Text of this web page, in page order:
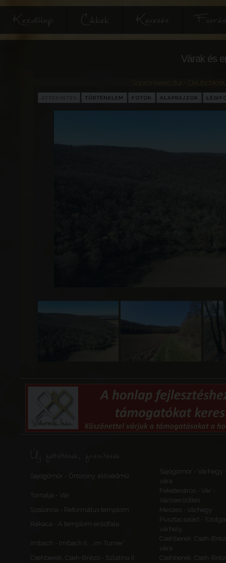
Kezdőlap Cikkek Keresés
Várak és
Sopronkeresztúr -
TÖRTÉNELEM FOTÓK ALAPRAJZOK
Új feltöltések, frissítések
Sajógömör - Őrtorony, elővédmű
Sajógömör - Várhegy
vára
Tornalja - Vár
Feketeváros - Vár -
Városerődítés
Szalonna - Református templom
Meszes - Várhegy
Rakaca - A templom erődfala
Pusztacsalád -
várhely
Imbach - Imbach II., „Im Turner”
Csehberek, Cseh-
vára
Csehberek, Cseh-Brézó - Szlatina II.
Csehberek, Cseh-